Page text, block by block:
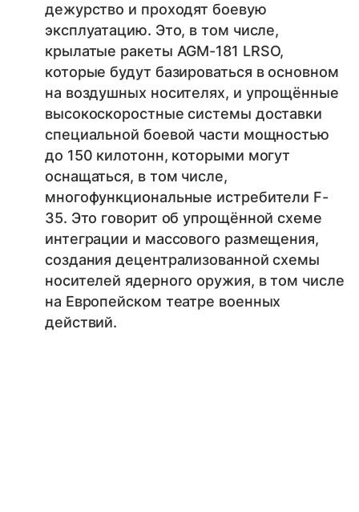
дежурство и проходят боевую
эксплуатацию. Это, в том числе,
крылатые ракеты AGM-181 LRSO,
которые будут базироваться в основном
на воздушных носителях, и упрощённые
высокоскоростные системы доставки
специальной боевой части мощностью
до 150 килотонн, которыми могут
оснащаться, в том числе,
многофункциональные истребители F-
35. Это говорит об упрощённой схеме
интеграции и массового размещения,
создания децентрализованной схемы
носителей ядерного оружия, в том числе
на Европейском театре военных
действий.